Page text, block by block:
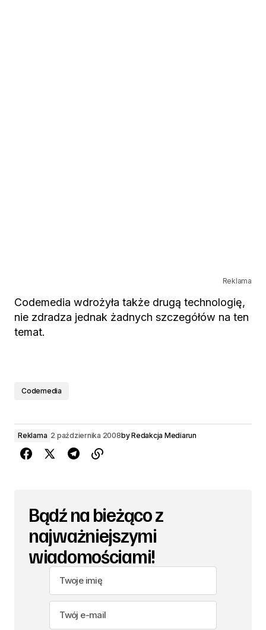
Reklama
Codemedia wdrożyła także drugą technologię,
nie zdradza jednak żadnych szczegółów na ten
temat.
Codemedia
Reklama 2 października 2008byRedakcja Mediarun
Bądź na bieżąco z
najważniejszymi
wiadomościami!